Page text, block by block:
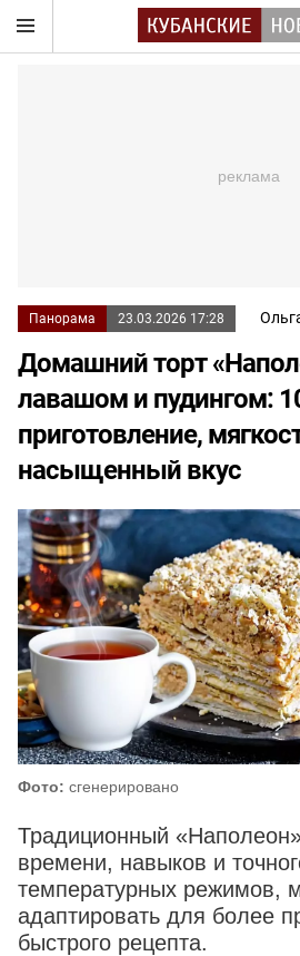
Панорама 23.03.2026 17:28
Домашний торт
лавашом и пудингом:
приготовление,
насыщенный вкус
Фото: сгенерировано
Традиционный
времени, навыков и
температурных режимов,
адаптировать для более
быстрого рецепта.